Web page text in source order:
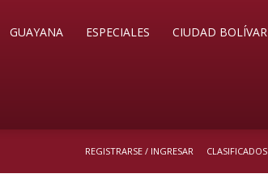
GUAYANA ESPECIALES CIUDAD BOLÍVAR
REGISTRARSE / INGRESAR CLASIFICADOS